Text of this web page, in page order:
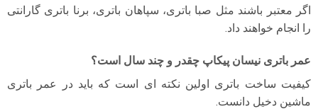
اگر معتبر باشند مثل صبا باتری، سپاهان باتری، برنا باتری گارانتی
را انجام خواهند داد.
عمر باتری نیسان پیکاپ چقدر و چند سال است؟
کیفیت ساخت باتری اولین نکته ای است که باید در عمر باتری
ماشین دخیل دانست.